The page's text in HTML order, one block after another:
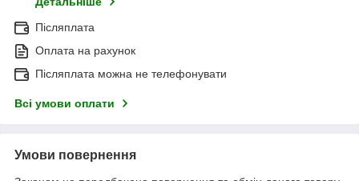
Післяплата
Оплата на рахунок
Післяплата можна не телефонувати
Всі умови оплати
Умови повернення